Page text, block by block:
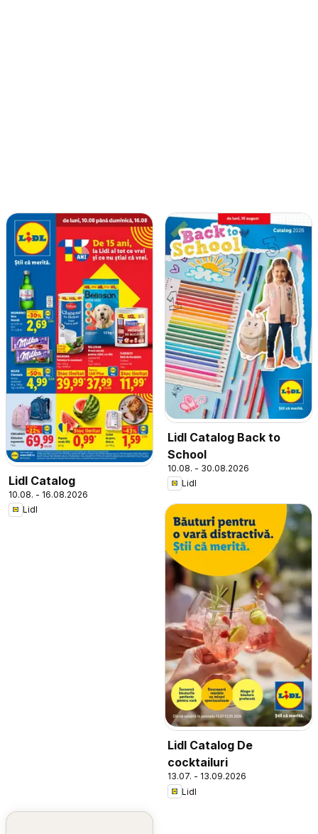
Lidl Catalog
10.08. - 16.08.2026
Lidl
Lidl Catalog Back to
School
10.08. - 30.08.2026
Lidl
Lidl Catalog De
cocktailuri
13.07. - 13.09.2026
Lidl